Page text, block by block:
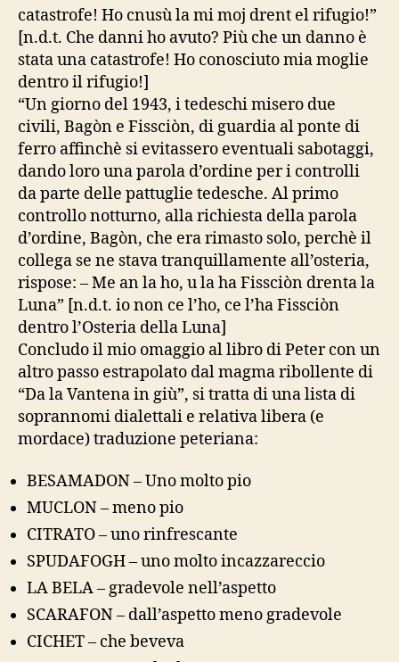
catastrofe! Ho cnusù la mi moj drent el rifugio!”
[n.d.t. Che danni ho avuto? Più che un danno è
stata una catastrofe! Ho conosciuto mia moglie
dentro il rifugio!]
“Un giorno del 1943, i tedeschi misero due
civili, Bagòn e Fissciòn, di guardia al ponte di
ferro affinchè si evitassero eventuali sabotaggi,
dando loro una parola d’ordine per i controlli
da parte delle pattuglie tedesche. Al primo
controllo notturno, alla richiesta della parola
d’ordine, Bagòn, che era rimasto solo, perchè il
collega se ne stava tranquillamente all’osteria,
rispose: – Me an la ho, u la ha Fissciòn drenta la
Luna” [n.d.t. io non ce l’ho, ce l’ha Fissciòn
dentro l’Osteria della Luna]
Concludo il mio omaggio al libro di Peter con un
altro passo estrapolato dal magma ribollente di
“Da la Vantena in giù”, si tratta di una lista di
soprannomi dialettali e relativa libera (e
mordace) traduzione peteriana:
BESAMADON – Uno molto pio
MUCLON – meno pio
CITRATO – uno rinfrescante
SPUDAFOGH – uno molto incazzareccio
LA BELA – gradevole nell’aspetto
SCARAFON – dall’aspetto meno gradevole
CICHET – che beveva